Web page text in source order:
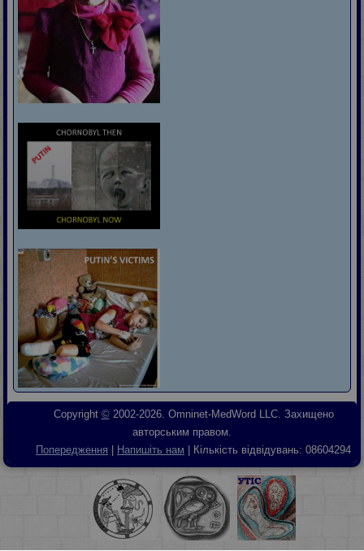
Copyright ©2002-2026. Omninet-MedWord LLC. Захищено
авторським правом.
Попередження
Напишіть нам | Кількість відвідувань: 08604294